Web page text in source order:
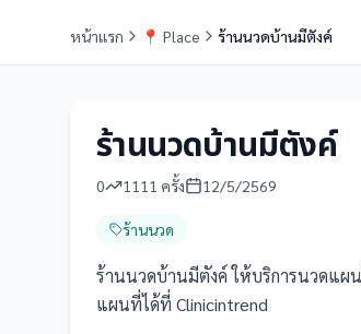
หน้าแรก 📍 Place ร้านนวดบ้านมีตังค์
ร้านนวดบ้านมีตังค์
0 1111 ครั้ง 12/5/2569
ร้านนวด
ร้านนวดบ้านมีตังค์ ให้บริการนวดแผ
แผนที่ได้ที่ Clinicintrend